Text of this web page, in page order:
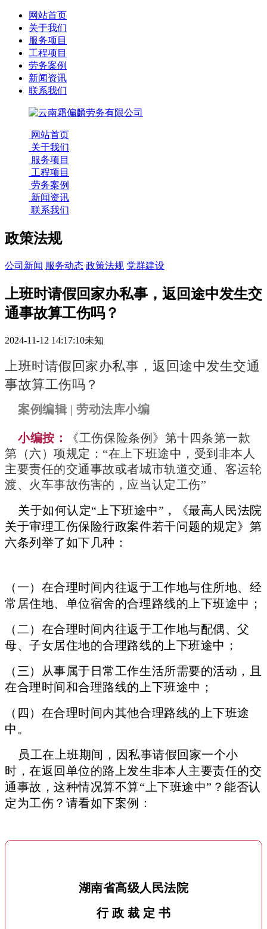
网站首页
关于我们
服务项目
工程项目
劳务案例
新闻资讯
联系我们
网站首页
关于我们
服务项目
工程项目
劳务案例
新闻资讯
联系我们
政策法规
公司新闻 服务动态 政策法规 党群建设
上班时请假回家办私事，返回途中发生交
通事故算工伤吗？
2024-11-12 14:17:10未知
上班时请假回家办私事，返回途中发生交通
事故算工伤吗？
案例编辑 | 劳动法库小编
小编按：
《工伤保险条例》第十四条第一款
第（六）项规定：“在上下班途中，受到非本人
主要责任的交通事故或者城市轨道交通、客运轮
渡、火车事故伤害的，应当认定工伤”
关于如何认定“上下班途中”，《最高人民法院
关于审理工伤保险行政案件若干问题的规定》第
六条列举了如下几种：
（一）在合理时间内往返于工作地与住所地、经
常居住地、单位宿舍的合理路线的上下班途中；
（二）在合理时间内往返于工作地与配偶、父
母、子女居住地的合理路线的上下班途中；
（三）从事属于日常工作生活所需要的活动，且
在合理时间和合理路线的上下班途中；
（四）在合理时间内其他合理路线的上下班途
中。
员工在上班期间，因私事请假回家一个小
时，在返回单位的路上发生非本人主要责任的交
通事故，这种情况算不算“上下班途中”？能否认
定为工伤？请看如下案例：
湖南省高级人民法院
行 政 裁 定 书